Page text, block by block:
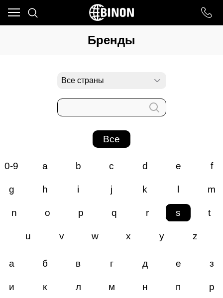
Бренды
Все
0-9 a b c d e f
g h i j k m
n o p q r s t
u v w x y z
а б в г д е з
и к л м н п р
Ваш город - ст. Каневская,
угадали?